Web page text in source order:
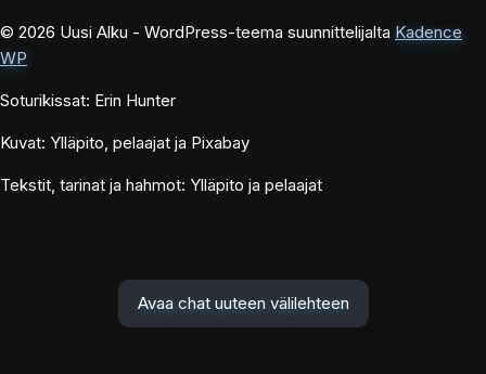
© 2026 Uusi Alku - WordPress-teema suunnittelijalta Kadence
WP
Soturikissat: Erin Hunter
Kuvat: Ylläpito, pelaajat ja Pixabay
Tekstit, tarinat ja hahmot: Ylläpito ja pelaajat
Avaa chat uuteen välilehteen